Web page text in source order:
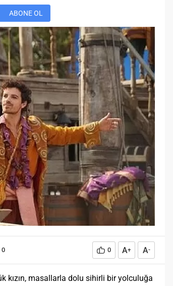
ABONE OL
0 0 A+ A-
kızın, masallarla dolu sihirli bir yolculuğa
toplumların gelişiminde ve
değişiminde geniş yer etmiş
hayati öneme sahip bir olgu
olarak tarih boyunca konu olmuş
temel bir insan işlevidir.
Öğrenme eğitim bilimcilerce
kişinin çevresi ile etkileşimi
sonucunda meydana gelen kalıcı
izli bilişsel, duyuşsal ve
davranışsal...